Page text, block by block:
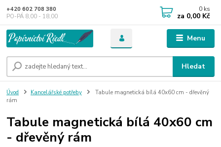
Menu
Hledat
+420 602 708 380
PO-PÁ 8,00 - 18,00
0 ks
za 0,00 Kč
Úvod Kancelářské potřeby
Tabule magnetická bílá 40x60 cm - dřevěný
rám
Tabule magnetická bílá 40x60 cm
- dřevěný rám